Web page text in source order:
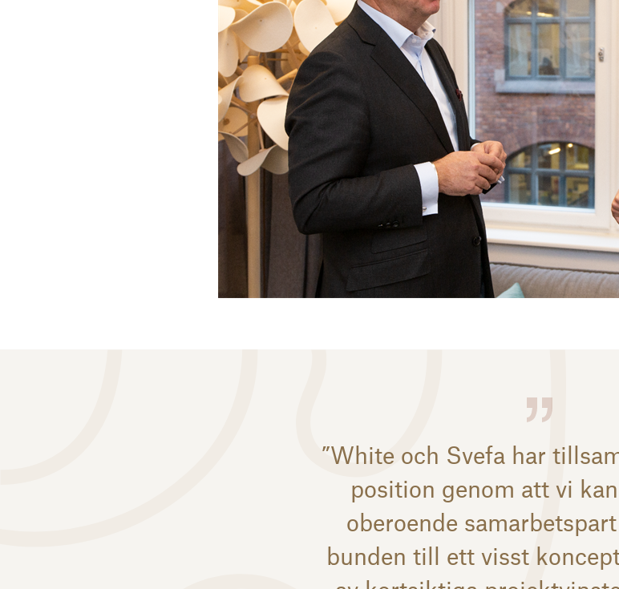
”White och Svefa har
position genom att vi
oberoende
bunden till ett visst